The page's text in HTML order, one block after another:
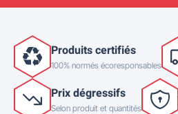
Produits certifiés
100% normés écoresponsables
Prix dégressifs
Selon produit et quantités